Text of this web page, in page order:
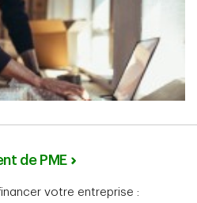
de PME
votre entreprise :